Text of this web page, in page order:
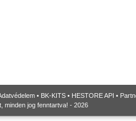
• BK-KITS • HESTORE API •
minden jog fenntartva! - 2026